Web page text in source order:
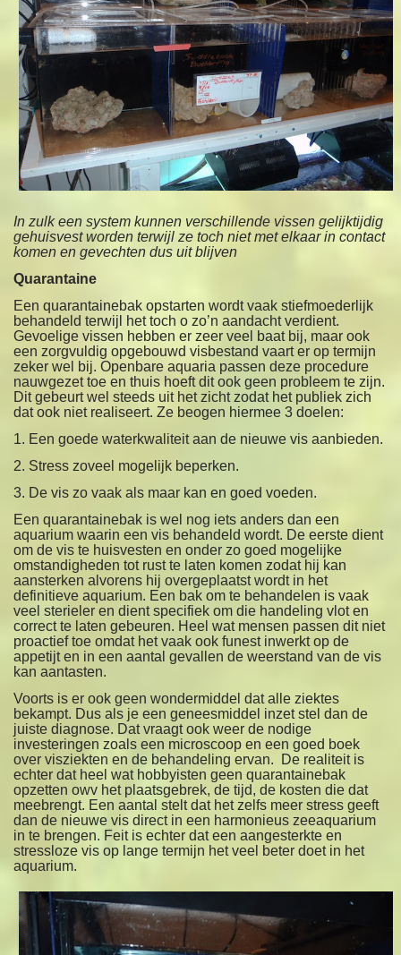
In zulk een system kunnen verschillende vissen gelijktijdig
gehuisvest worden terwijl ze toch niet met elkaar in contact
komen en gevechten dus uit blijven
Quarantaine
Een quarantainebak opstarten wordt vaak stiefmoederlijk
behandeld terwijl het toch o zo’n aandacht verdient.
Gevoelige vissen hebben er zeer veel baat bij, maar ook
een zorgvuldig opgebouwd visbestand vaart er op termijn
zeker wel bij. Openbare aquaria passen deze procedure
nauwgezet toe en thuis hoeft dit ook geen probleem te zijn.
Dit gebeurt wel steeds uit het zicht zodat het publiek zich
dat ook niet realiseert. Ze beogen hiermee 3 doelen:
1. Een goede waterkwaliteit aan de nieuwe vis aanbieden.
2. Stress zoveel mogelijk beperken.
3. De vis zo vaak als maar kan en goed voeden.
Een quarantainebak is wel nog iets anders dan een
aquarium waarin een vis behandeld wordt. De eerste dient
om de vis te huisvesten en onder zo goed mogelijke
omstandigheden tot rust te laten komen zodat hij kan
aansterken alvorens hij overgeplaatst wordt in het
definitieve aquarium. Een bak om te behandelen is vaak
veel sterieler en dient specifiek om die handeling vlot en
correct te laten gebeuren. Heel wat mensen passen dit niet
proactief toe omdat het vaak ook funest inwerkt op de
appetijt en in een aantal gevallen de weerstand van de vis
kan aantasten.
Voorts is er ook geen wondermiddel dat alle ziektes
bekampt. Dus als je een geneesmiddel inzet stel dan de
juiste diagnose. Dat vraagt ook weer de nodige
investeringen zoals een microscoop en een goed boek
over visziekten en de behandeling ervan. De realiteit is
echter dat heel wat hobbyisten geen quarantainebak
opzetten owv het plaatsgebrek, de tijd, de kosten die dat
meebrengt. Een aantal stelt dat het zelfs meer stress geeft
dan de nieuwe vis direct in een harmonieus zeeaquarium
in te brengen. Feit is echter dat een aangesterkte en
stressloze vis op lange termijn het veel beter doet in het
aquarium.